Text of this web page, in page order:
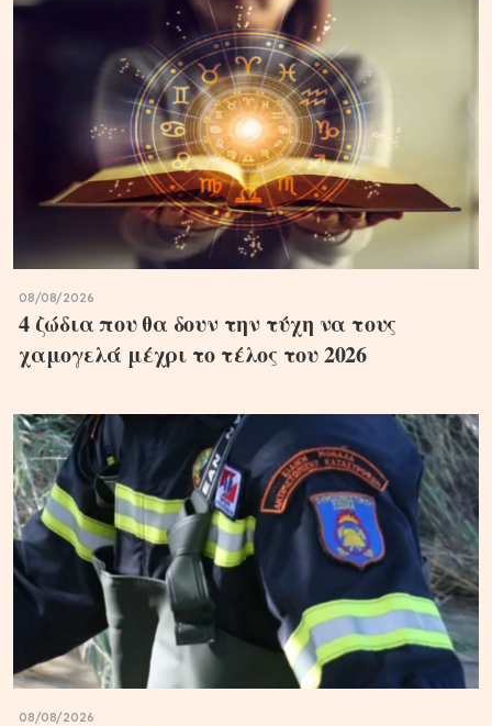
08/08/2026
4 ζώδια που θα δουν την τύχη να τους
χαμογελά μέχρι το τέλος του 2026
08/08/2026